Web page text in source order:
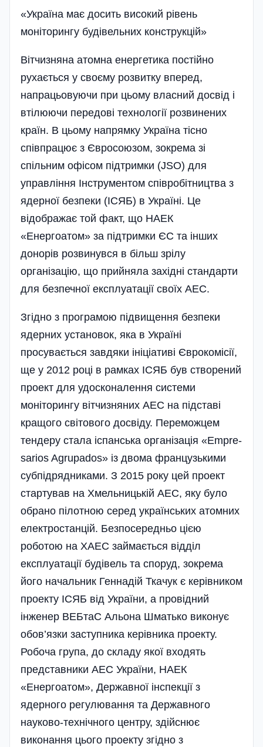
«Україна має досить високий рівень
моніторингу будівельних конструкцій»
Вітчизняна атомна енергетика постійно
рухається у своєму розвитку вперед,
напрацьовуючи при цьому власний досвід і
втілюючи передові технології розвинених
країн. В цьому напрямку Україна тісно
співпрацює з Євросоюзом, зокрема зі
спільним офісом підтримки (JSO) для
управління Інструментом співробітництва з
ядерної безпеки (ІСЯБ) в Україні. Це
відображає той факт, що НАЕК
«Енергоатом» за під­тримки ЄС та інших
донорів розвинувся в більш зрілу
організацію, що прийняла західні стандарти
для безпечної експлуатації своїх АЕС.
Згідно з програмою підвищення безпеки
ядерних установок, яка в Україні
просувається завдяки ініціативі Єврокомісії,
ще у 2012 році в рамках ІСЯБ був створений
проект для удосконалення системи
моніторингу вітчизняних АЕС на підставі
кращого світового досвіду. Переможцем
тендеру стала іспанська організація «Emp­re­
sarios Agrupados» із двома французькими
субпідрядниками. З 2015 року цей проект
стартував на Хмельницькій АЕС, яку було
обрано пілотною серед українських атомних
електростанцій. Безпосередньо цією
роботою на ХАЕС займається відділ
експлуатації будівель та споруд, зокрема
його начальник Геннадій Ткачук є керівником
проекту ІСЯБ від України, а провідний
інженер ВЕБтаС Альона Шматько виконує
обов’язки заступника керівника проекту.
Робоча група, до складу якої входять
представники АЕС України, НАЕК
«Енергоатом», Державної інспекції з
ядерного регулювання та Державного
науково-технічного центру, здійснює
виконання цього проекту згідно з